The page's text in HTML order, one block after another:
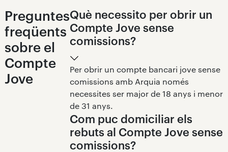
Preguntes
freqüents
sobre el
Compte
Jove
Què necessito per obrir un
Compte Jove sense
comissions?
Per obrir un compte bancari jove sense
comissions amb Arquia només
necessites ser major de 18 anys i menor
de 31 anys.
Com puc domiciliar els
rebuts al Compte Jove sense
comissions?